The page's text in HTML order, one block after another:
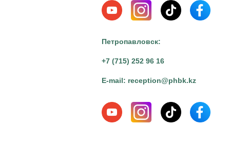
Петропавловск:
+7 (715) 252 96 16
E-mail: reception@phbk.kz